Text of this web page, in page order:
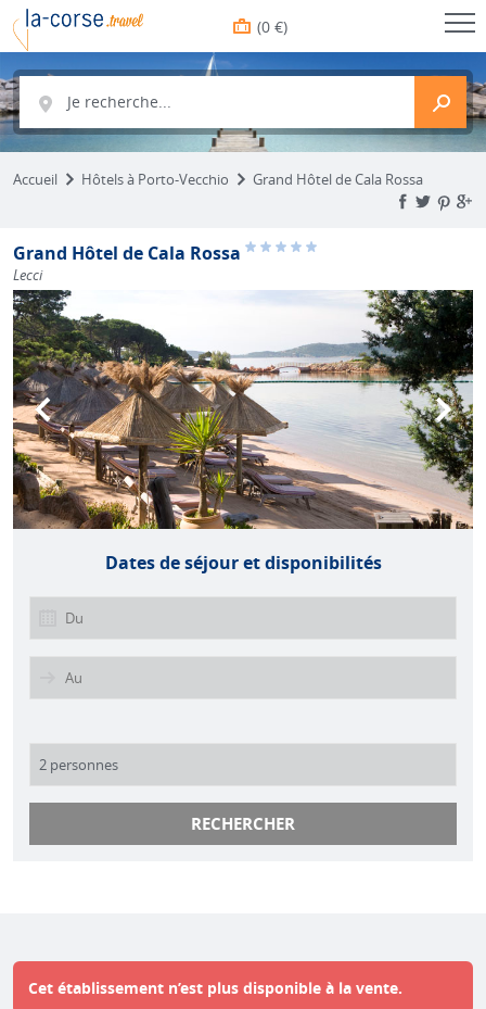
(0 €)
Je recherche...
Accueil Hôtels à Porto-Vecchio Grand Hôtel de Cala Rossa
Grand Hôtel de Cala Rossa
Lecci
Dates de séjour et disponibilités
RECHERCHER
Cet établissement n’est plus disponible à la vente.